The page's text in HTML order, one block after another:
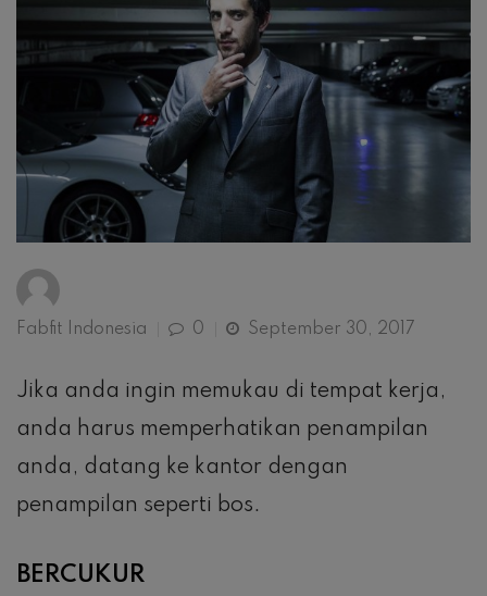
Fabfit Indonesia 0 September 30, 2017
Jika anda ingin memukau di tempat kerja,
anda harus memperhatikan penampilan
anda, datang ke kantor dengan
penampilan seperti bos.
BERCUKUR